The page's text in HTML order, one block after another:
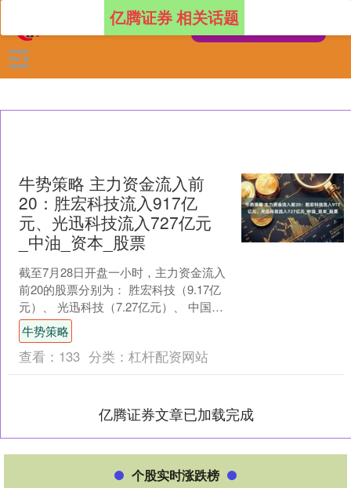
亿腾证券 相关话题
牛势策略 主力资金流入前
20：胜宏科技流入917亿
元、光迅科技流入727亿元
_中油_资本_股票
截至7月28日开盘一小时，主力资金流入
前20的股票分别为： 胜宏科技（9.17亿
元）、 光迅科技（7.27亿元）、 中国平
安（5.13亿元）、 建设工业（4.3....
牛势策略
查看： 133 分类： 杠杆配资网站
亿腾证券文章已加载完成
个股实时涨跌榜